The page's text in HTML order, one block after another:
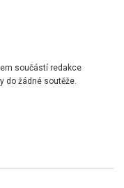
součástí redakce
do žádné soutěže.